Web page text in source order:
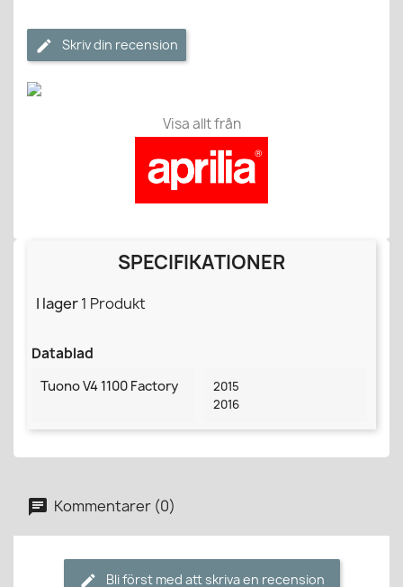
Skriv din recension
Visa allt från
SPECIFIKATIONER
I lager1 Produkt
Datablad
Tuono V4 1100 Factory
2015
2016
Kommentarer (0)
Bli först med att skriva en recension